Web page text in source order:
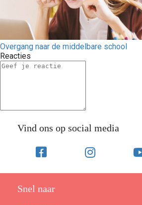
Overgang naar de middelbare school
Reacties
Vind ons op social media
Snel naar